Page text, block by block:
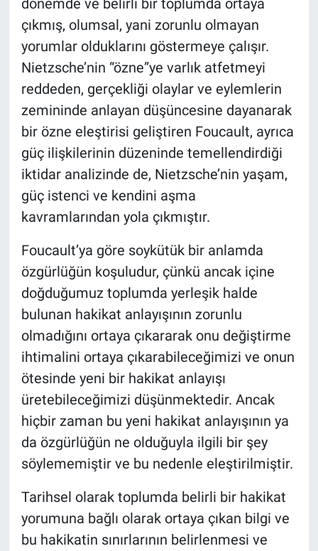
çıkmış, olumsal, yani zorunlu olmayan
yorumlar olduklarını göstermeye çalışır.
Nietzsche’nin “özne”ye varlık atfetmeyi
reddeden, gerçekliği olaylar ve eylemlerin
zemininde anlayan düşüncesine dayanarak
bir özne eleştirisi geliştiren Foucault, ayrıca
güç ilişkilerinin düzeninde temellendirdiği
iktidar analizinde de, Nietzsche’nin yaşam,
güç istenci ve kendini aşma
kavramlarından yola çıkmıştır.
Foucault’ya göre soykütük bir anlamda
özgürlüğün koşuludur, çünkü ancak içine
doğduğumuz toplumda yerleşik halde
bulunan hakikat anlayışının zorunlu
olmadığını ortaya çıkararak onu değiştirme
ihtimalini ortaya çıkarabileceğimizi ve onun
ötesinde yeni bir hakikat anlayışı
üretebileceğimizi düşünmektedir. Ancak
hiçbir zaman bu yeni hakikat anlayışının ya
da özgürlüğün ne olduğuyla ilgili bir şey
söylememiştir ve bu nedenle eleştirilmiştir.
Tarihsel olarak toplumda belirli bir hakikat
yorumuna bağlı olarak ortaya çıkan bilgi ve
bu hakikatin sınırlarının belirlenmesi ve